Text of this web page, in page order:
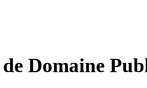
Domaine